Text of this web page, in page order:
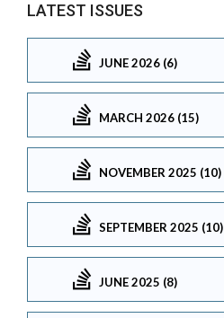
LATEST ISSUES
JUNE 2026 (6)
MARCH 2026 (15)
NOVEMBER 2025 (10)
SEPTEMBER 2025 (10)
JUNE 2025 (8)